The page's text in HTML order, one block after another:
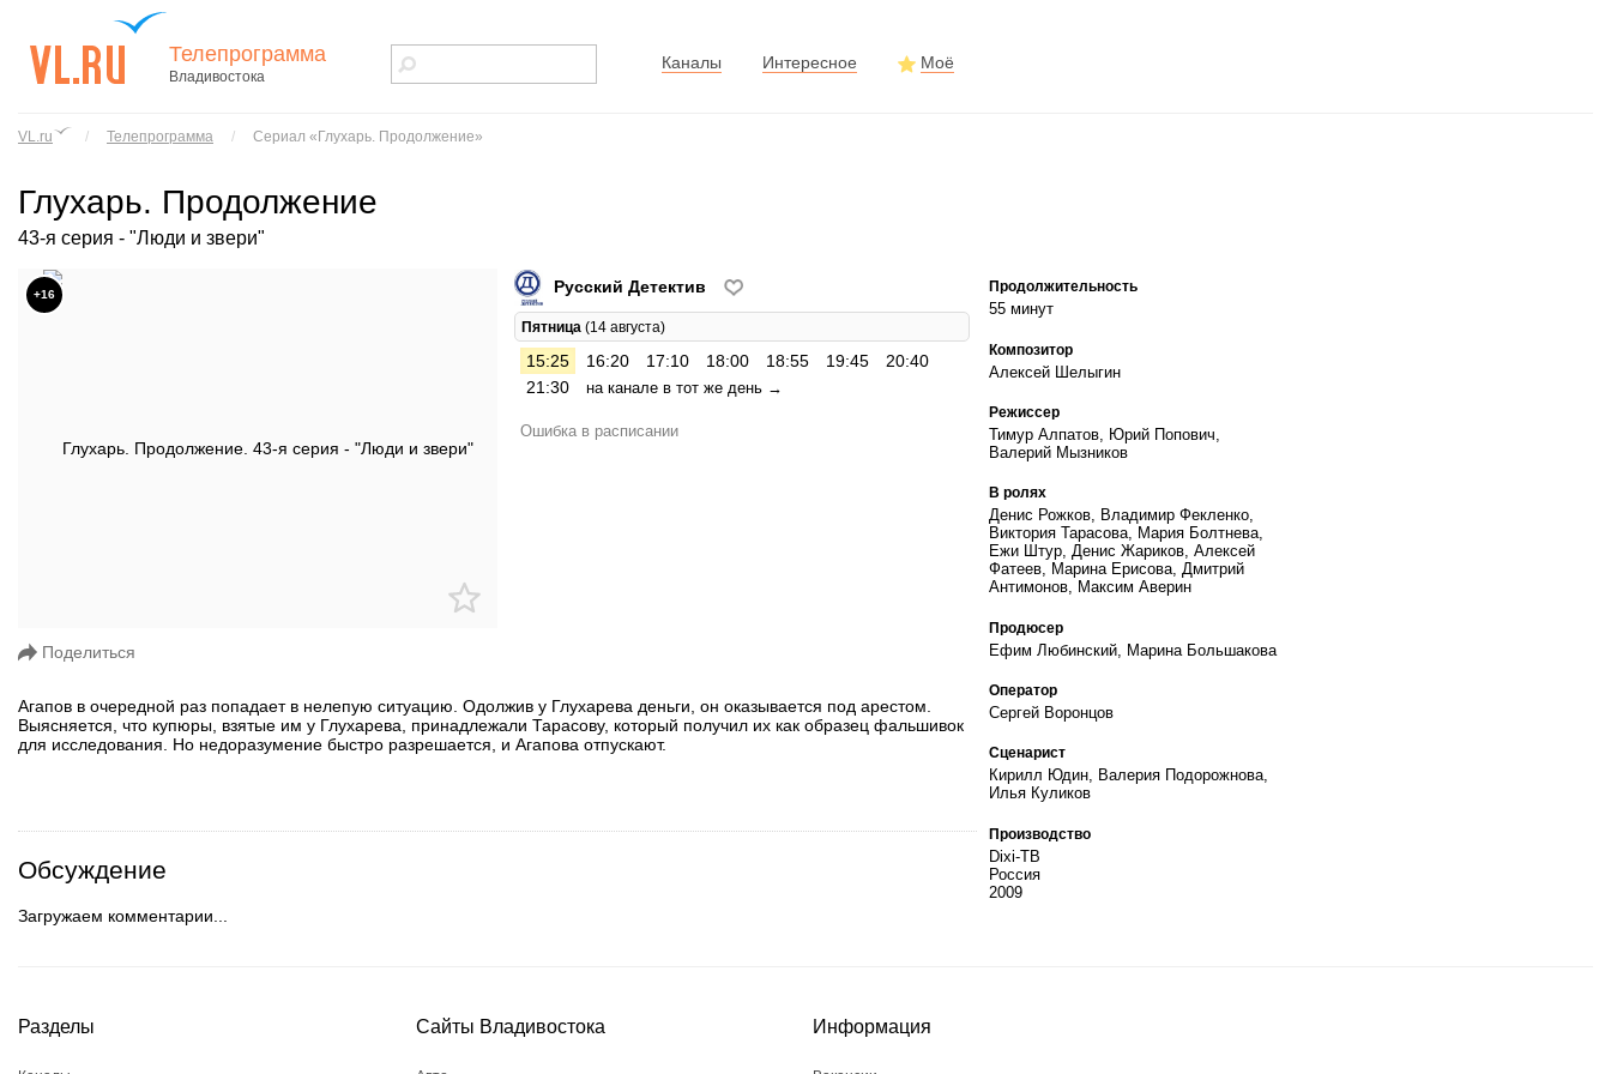
города
Владивостока
Телепрограмма
Владивостока
Каналы Интересное Моё
VL.ru / Телепрограмма / Сериал «Глухарь. Продолжение»
Глухарь. Продолжение
43-я серия - "Люди и звери"
+16
Поделиться
Русский Детектив
Пятница (14 августа)
15:25 16:20 17:10 18:00 18:55 19:45
20:40
21:30
на канале в тот же день →
Ошибка в расписании
Агапов в очередной раз попадает в нелепую ситуацию. Одолжив у Глухарева деньги, он оказывается под арестом.
Выясняется, что купюры, взятые им у Глухарева, принадлежали Тарасову, который получил их как образец фальшивок
для исследования. Но недоразумение быстро разрешается, и Агапова отпускают.
Продолжительность
55 минут
Композитор
Алексей Шелыгин
Режиссер
Тимур Алпатов, Юрий Попович,
Валерий Мызников
В ролях
Денис Рожков, Владимир Фекленко,
Виктория Тарасова, Мария Болтнева,
Ежи Штур, Денис Жариков, Алексей
Фатеев, Марина Ерисова, Дмитрий
Антимонов, Максим Аверин
Продюсер
Ефим Любинский, Марина Большакова
Оператор
Сергей Воронцов
Сценарист
Кирилл Юдин, Валерия Подорожнова,
Илья Куликов
Производство
Dixi-ТВ
Россия
2009
Обсуждение
Загружаем комментарии...
Разделы Сайты Владивостока Информация